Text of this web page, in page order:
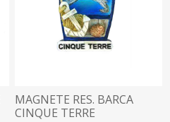
MAGNETE RES. BARCA
CINQUE TERRE